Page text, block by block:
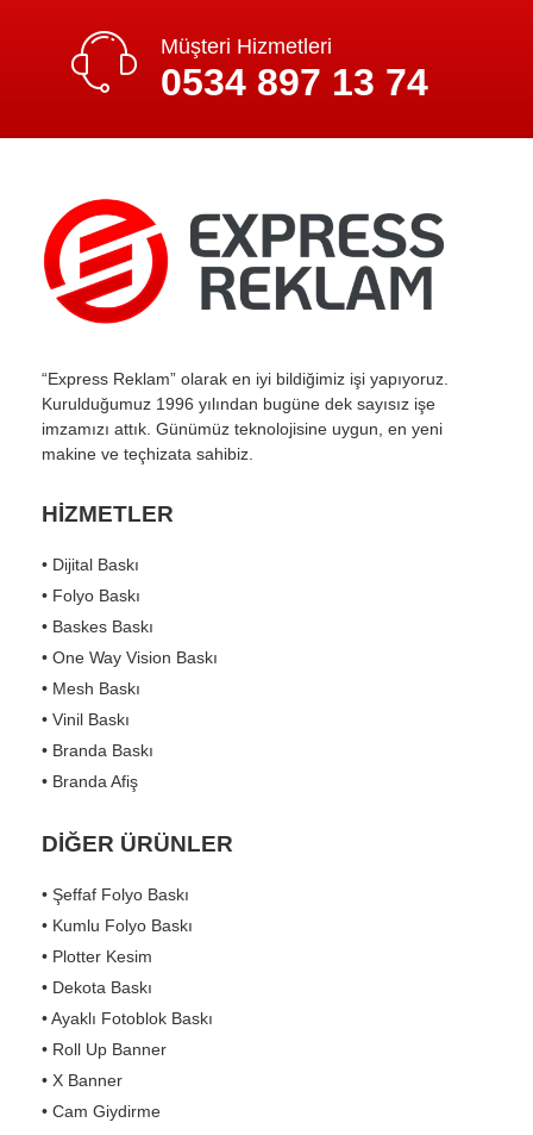
Müşteri Hizmetleri
0534 897 13 74
“Express Reklam” olarak en iyi bildiğimiz işi yapıyoruz.
Kurulduğumuz 1996 yılından bugüne dek sayısız işe
imzamızı attık. Günümüz teknolojisine uygun, en yeni
makine ve teçhizata sahibiz.
HİZMETLER
• Dijital Baskı
• Folyo Baskı
• Baskes Baskı
• One Way Vision Baskı
• Mesh Baskı
• Vinil Baskı
• Branda Baskı
• Branda Afiş
DİĞER ÜRÜNLER
• Şeffaf Folyo Baskı
• Kumlu Folyo Baskı
• Plotter Kesim
• Dekota Baskı
• Ayaklı Fotoblok Baskı
• Roll Up Banner
• X Banner
• Cam Giydirme